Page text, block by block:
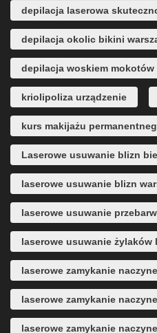
depilacja laserowa
depilacja okolic bikini
depilacja woskiem mokotów
kriolipoliza urządzenie
kurs makijażu
Laserowe usuwanie blizn
laserowe usuwanie blizn
laserowe usuwanie
laserowe usuwanie żylaków
laserowe zamykanie
laserowe zamykanie
laserowe zamykanie